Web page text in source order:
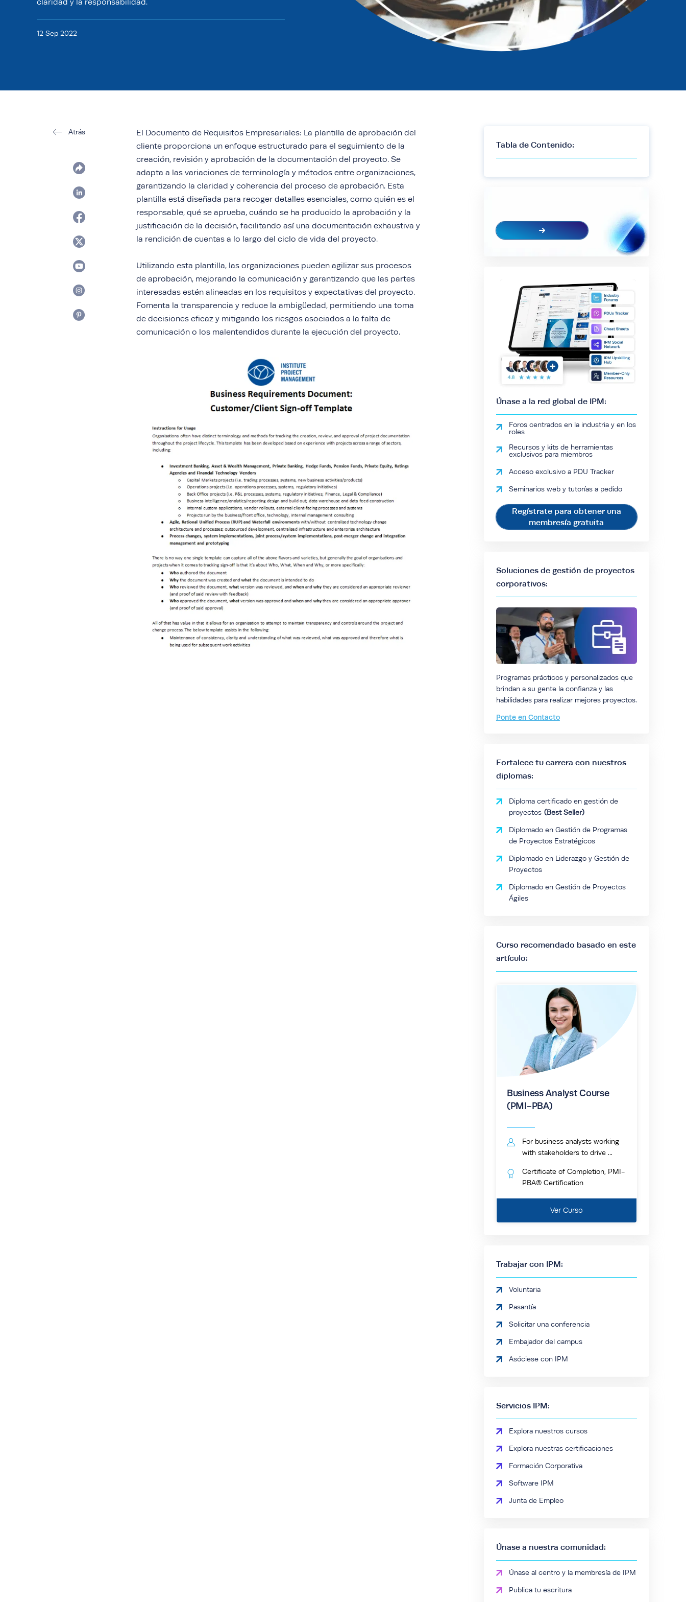
claridad y la responsabilidad.
12 Sep 2022
Atrás
El Documento de Requisitos Empresariales: La plantilla de aprobación del
cliente proporciona un enfoque estructurado para el seguimiento de la
creación, revisión y aprobación de la documentación del proyecto. Se
adapta a las variaciones de terminología y métodos entre organizaciones,
garantizando la claridad y coherencia del proceso de aprobación. Esta
plantilla está diseñada para recoger detalles esenciales, como quién es el
responsable, qué se aprueba, cuándo se ha producido la aprobación y la
justificación de la decisión, facilitando así una documentación exhaustiva y
la rendición de cuentas a lo largo del ciclo de vida del proyecto.
Utilizando esta plantilla, las organizaciones pueden agilizar sus procesos
de aprobación, mejorando la comunicación y garantizando que las partes
interesadas estén alineadas en los requisitos y expectativas del proyecto.
Fomenta la transparencia y reduce la ambigüedad, permitiendo una toma
de decisiones eficaz y mitigando los riesgos asociados a la falta de
comunicación o los malentendidos durante la ejecución del proyecto.
Tabla de Contenido:
Únase a la red global de IPM:
Foros centrados en la industria y en los
roles
Recursos y kits de herramientas
exclusivos para miembros
Acceso exclusivo a PDU Tracker
Seminarios web y tutorías a pedido
Regístrate para obtener una
membresía gratuita
Soluciones de gestión de proyectos
corporativos:
Programas prácticos y personalizados que
brindan a su gente la confianza y las
habilidades para realizar mejores proyectos.
Ponte en Contacto
Fortalece tu carrera con nuestros
diplomas:
Diploma certificado en gestión de
proyectos
Diplomado en Gestión de Programas
de Proyectos Estratégicos
Diplomado en Liderazgo y Gestión de
Proyectos
Diplomado en Gestión de Proyectos
Ágiles
Curso recomendado basado en este
artículo:
Business Analyst Course
(PMI-PBA)
For business analysts working
with stakeholders to drive ...
Certificate of Completion, PMI-
PBA® Certification
Ver Curso
Trabajar con IPM:
Voluntaria
Pasantía
Solicitar una conferencia
Embajador del campus
Asóciese con IPM
Servicios IPM:
Explora nuestros cursos
Explora nuestras certificaciones
Formación Corporativa
Software IPM
Junta de Empleo
Únase a nuestra comunidad:
Únase al centro y la membresía de IPM
Publica tu escritura